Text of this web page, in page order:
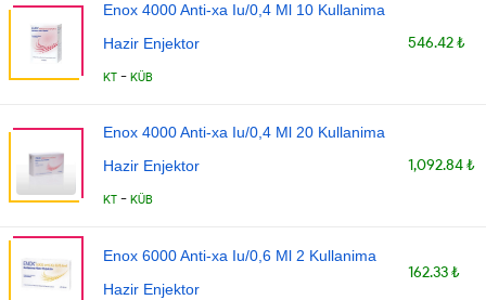
Enox 4000 Anti-xa Iu/0,4 Ml 10 Kullanima
Hazir Enjektor
KT - KÜB
546.42 ₺
Enox 4000 Anti-xa Iu/0,4 Ml 20 Kullanima
Hazir Enjektor
KT - KÜB
1,092.84 ₺
Enox 6000 Anti-xa Iu/0,6 Ml 2 Kullanima
Hazir Enjektor
162.33 ₺